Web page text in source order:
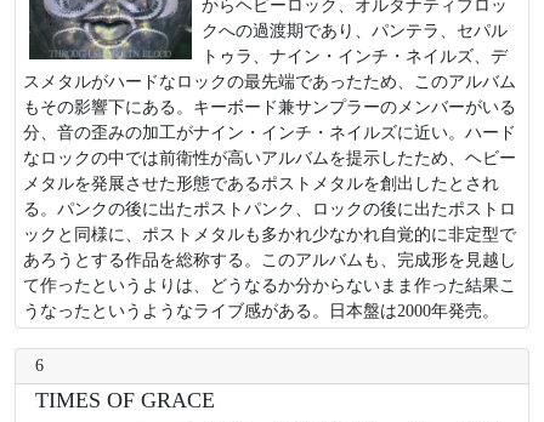
からヘビーロック、オルタナティブロッ
クへの過渡期であり、パンテラ、セパル
トゥラ、ナイン・インチ・ネイルズ、デ
スメタルがハードなロックの最先端であったため、このアルバム
もその影響下にある。キーボード兼サンプラーのメンバーがいる
分、音の歪みの加工がナイン・インチ・ネイルズに近い。ハード
なロックの中では前衛性が高いアルバムを提示したため、ヘビー
メタルを発展させた形態であるポストメタルを創出したとされ
る。パンクの後に出たポストパンク、ロックの後に出たポストロ
ックと同様に、ポストメタルも多かれ少なかれ自覚的に非定型で
あろうとする作品を総称する。このアルバムも、完成形を見越し
て作ったというよりは、どうなるか分からないまま作った結果こ
うなったというようなライブ感がある。日本盤は2000年発売。
6
TIMES OF GRACE